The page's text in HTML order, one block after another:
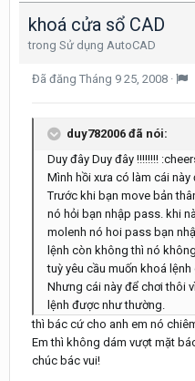
khoá cửa sổ CAD
trong Sử dụng AutoCAD
Đã đăng Tháng 9 25, 2008 ·
duy782006 đã nói:
Duy đây Duy đây !!!!!!!!
Mình hồi xưa có làm cái này
Trước khi bạn move bản
nó hỏi bạn nhập pass. khi
molenh nó hoi pass bạn
lệnh còn không thì nó
tuỳ yêu cầu muốn khoá
Nhưng cái này để chơi thôi
lệnh được như thường.
thì bác cứ cho anh em nó
Em thì không dám vượt mặt
chúc bác vui!